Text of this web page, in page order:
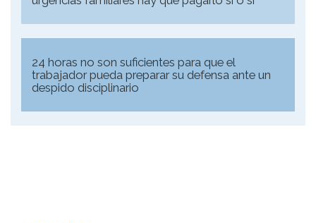
24 horas no son suficientes para que el
trabajador pueda preparar su defensa ante un
despido disciplinario